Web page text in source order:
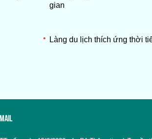
gian
Làng du lịch thích ứng thời